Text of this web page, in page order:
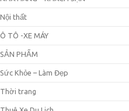
Nội thất
Ô TÔ -XE MÁY
SẢN PHẨM
Sức Khỏe – Làm Đẹp
Thời trang